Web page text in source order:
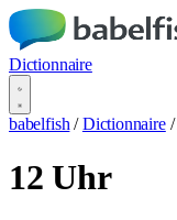
Dictionnaire
babelfish / Dictionnaire /
12 Uhr